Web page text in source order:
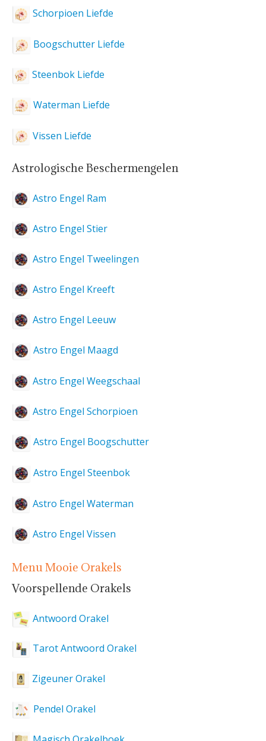
Schorpioen Liefde
Boogschutter Liefde
Steenbok Liefde
Waterman Liefde
Vissen Liefde
Astrologische Beschermengelen
Astro Engel Ram
Astro Engel Stier
Astro Engel Tweelingen
Astro Engel Kreeft
Astro Engel Leeuw
Astro Engel Maagd
Astro Engel Weegschaal
Astro Engel Schorpioen
Astro Engel Boogschutter
Astro Engel Steenbok
Astro Engel Waterman
Astro Engel Vissen
Menu Mooie Orakels
Voorspellende Orakels
Antwoord Orakel
Tarot Antwoord Orakel
Zigeuner Orakel
Pendel Orakel